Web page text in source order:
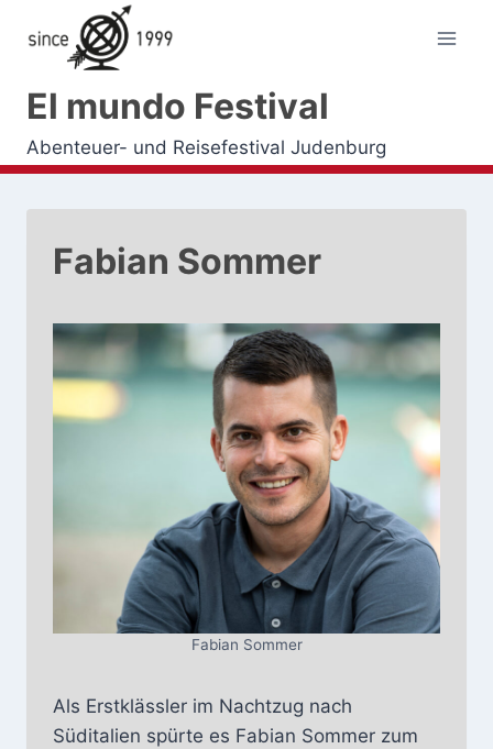
Inhalt
springen
El mundo Festival
Abenteuer- und Reisefestival Judenburg
Fabian Sommer
Fabian Sommer
Als Erstklässler im Nachtzug nach
Süditalien spürte es Fabian Sommer zum